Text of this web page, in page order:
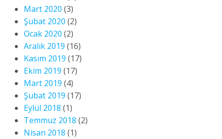
Mart 2020 (3)
Şubat 2020 (2)
Ocak 2020 (2)
Aralık 2019 (16)
Kasım 2019 (17)
Ekim 2019 (17)
Mart 2019 (4)
Şubat 2019 (17)
Eylül 2018 (1)
Temmuz 2018 (2)
Nisan 2018 (1)